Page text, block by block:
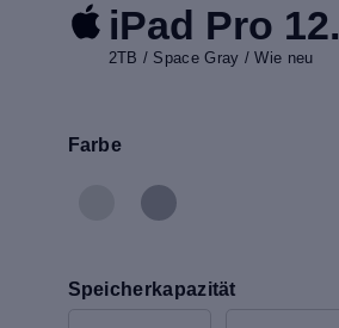
iPad Pro
2TB / Space Gray / Wie neu
Farbe
Speicherkapazität